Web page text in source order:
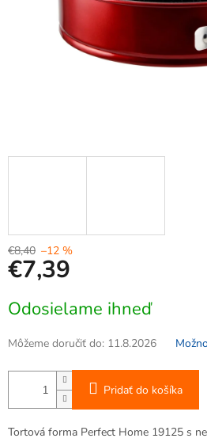
€8,40 –12 %
€7,39
cena:
Odosielame ihneď
Môžeme doručiť do: 11.8.2026
Pridať do košíka
Tortová forma Perfect Home 19125 s